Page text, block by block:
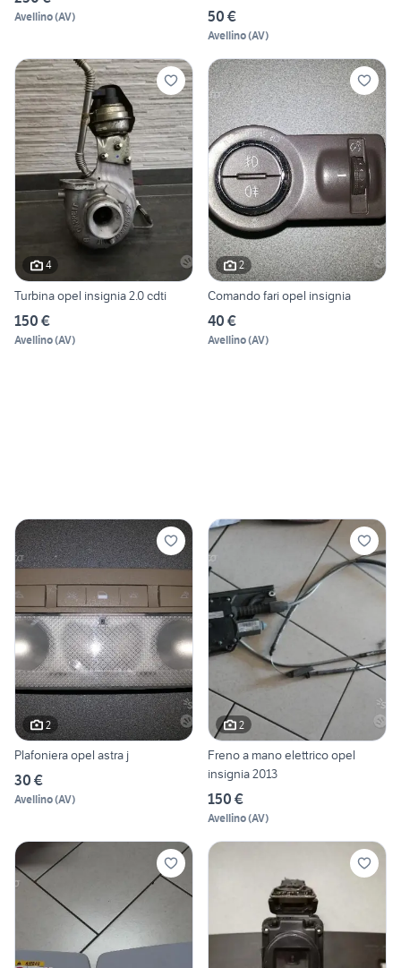
Avellino(AV) 50 €
Avellino(AV)
4
Turbina opel insignia 2.0 cdti
150 €
Avellino(AV)
2
Comando fari opel insignia
40 €
Avellino(AV)
2
Plafoniera opel astra j
30 €
Avellino(AV)
2
Freno a mano elettrico opel
insignia 2013
150 €
Avellino(AV)